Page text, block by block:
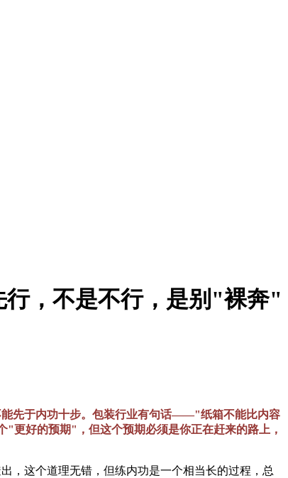
行，不是不行，是别"裸奔"
先于内功十步。包装行业有句话——"纸箱不能比内容
更好的预期"，但这个预期必须是你正在赶来的路上，
，这个道理无错，但练内功是一个相当长的过程，总